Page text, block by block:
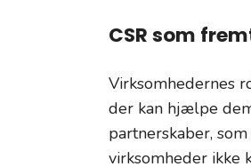
CSR som
Virksomhedernes
der kan hjælpe
partnerskaber,
virksomheder ikke